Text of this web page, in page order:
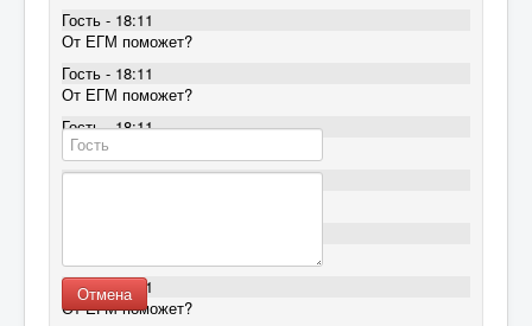
Гость - 18:11
От ЕГМ поможет?
Гость - 18:11
От ЕГМ поможет?
Гость - 18:11
От ЕГМ поможет?
Гость - 18:11
Гость - 18:11
От ЕГМ поможет?
Отмена